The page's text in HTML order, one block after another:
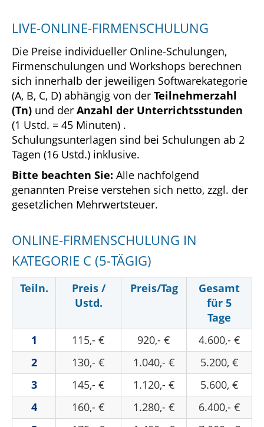
LIVE-ONLINE-FIRMENSCHULUNG
Die Preise individueller Online-Schulungen,
Firmenschulungen und Workshops berechnen
sich innerhalb der jeweiligen Softwarekategorie
(A, B, C, D) abhängig von der Teilnehmerzahl
(Tn) und der Anzahl der Unterrichtsstunden
(1 Ustd. = 45 Minuten) .
Schulungsunterlagen sind bei Schulungen ab 2
Tagen (16 Ustd.) inklusive.
Bitte beachten Sie: Alle nachfolgend
genannten Preise verstehen sich netto, zzgl. der
gesetzlichen Mehrwertsteuer.
ONLINE-FIRMENSCHULUNG IN
KATEGORIE C (5-TÄGIG)
Teiln.
Preis /
Ustd.
Preis/Tag
Gesamt
für 5
Tage
1
115,- € 920,- €
4.600,- €
2
130,- € 1.040,- €
5.200, €
3
145,- € 1.120,- €
5.600, €
4
160,- € 1.280,- €
6.400,- €